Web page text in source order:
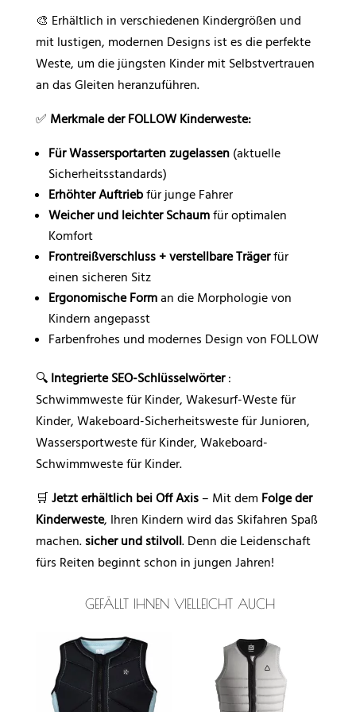
🎨 Erhältlich in verschiedenen Kindergrößen und
mit lustigen, modernen Designs ist es die perfekte
Weste, um die jüngsten Kinder mit Selbstvertrauen
an das Gleiten heranzuführen.
✅ Merkmale der FOLLOW Kinderweste:
Für Wassersportarten zugelassen(aktuelle
Sicherheitsstandards)
Erhöhter Auftriebfür junge Fahrer
Weicher und leichter Schaumfür optimalen
Komfort
Frontreißverschluss + verstellbare Trägerfür
einen sicheren Sitz
Ergonomische Forman die Morphologie von
Kindern angepasst
Farbenfrohes und modernes Design von FOLLOW
🔍 Integrierte SEO-Schlüsselwörter:
Schwimmweste für Kinder, Wakesurf-Weste für
Kinder, Wakeboard-Sicherheitsweste für Junioren,
Wassersportweste für Kinder, Wakeboard-
Schwimmweste für Kinder.
🛒 Jetzt erhältlich bei Off Axis– Mit dem Folge der
Kinderweste, Ihren Kindern wird das Skifahren Spaß
machen. sicher und stilvoll. Denn die Leidenschaft
fürs Reiten beginnt schon in jungen Jahren!
GEFÄLLT IHNEN VIELLEICHT AUCH